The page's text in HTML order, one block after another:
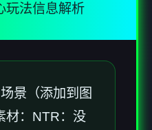
玩法信息解析
景（添加到图
材：NTR：没